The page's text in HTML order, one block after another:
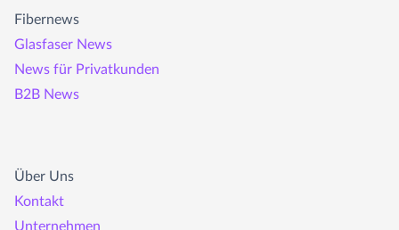
Fibernews
Glasfaser News
News für Privatkunden
B2B News
Über Uns
Kontakt
Unternehmen